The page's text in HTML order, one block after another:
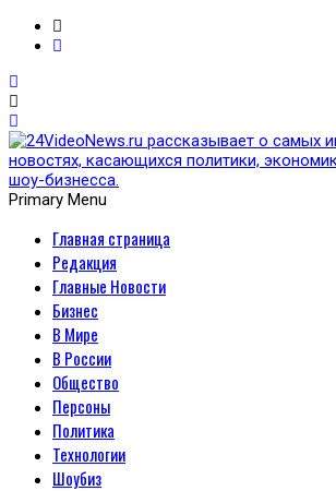
24VideoNews.ru
рассказывает о
интересных
касающихся
экономики,
шоу-бизнесса.
Primary Menu
Главная страница
Редакция
Главные Новости
Бизнес
В Мире
В России
Общество
Персоны
Политика
Технологии
Шоубиз